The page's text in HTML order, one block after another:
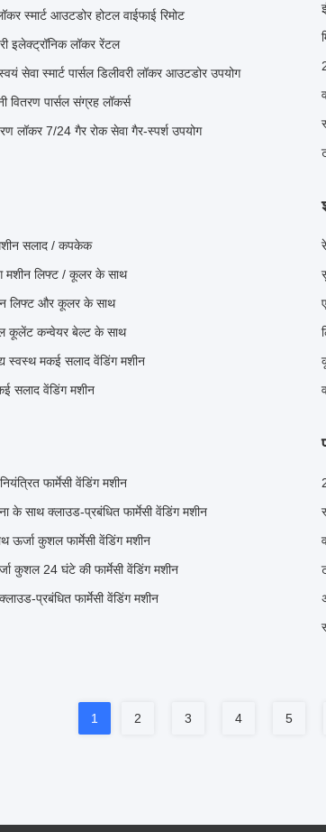
स्मार्ट आउटडोर होटल वाईफाई रिमोट
इलेक्ट्रॉनिक लॉकर रेंटल
सेवा स्मार्ट पार्सल डिलीवरी लॉकर आउटडोर उपयोग
वितरण पार्सल संग्रह लॉकर्स
लॉकर 7/24 गैर रोक सेवा गैर-स्पर्श उपयोग
सलाद / कपकेक
मशीन लिफ्ट / कूलर के साथ
लिफ्ट और कूलर के साथ
कूलेंट कन्वेयर बेल्ट के साथ
स्वस्थ मकई सलाद वेंडिंग मशीन
सलाद वेंडिंग मशीन
फार्मेसी वेंडिंग मशीन
के साथ क्लाउड-प्रबंधित फार्मेसी वेंडिंग मशीन
कुशल फार्मेसी वेंडिंग मशीन
कुशल 24 घंटे की फार्मेसी वेंडिंग मशीन
प्रबंधित फार्मेसी वेंडिंग मशीन
1 2 3 4 5